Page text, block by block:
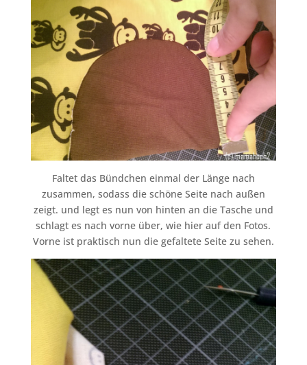
Faltet das Bündchen einmal der Länge nach
zusammen, sodass die schöne Seite nach außen
zeigt. und legt es nun von hinten an die Tasche und
schlagt es nach vorne über, wie hier auf den Fotos.
Vorne ist praktisch nun die gefaltete Seite zu sehen.